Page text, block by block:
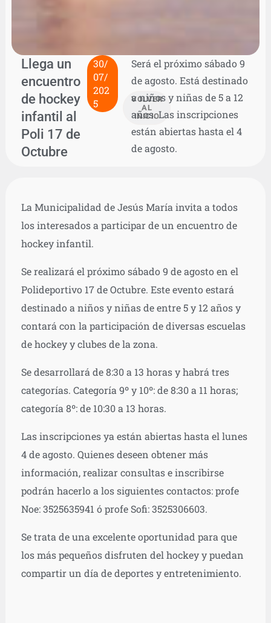
Llega un
encuentro
de hockey
infantil al
Poli 17 de
Octubre
30/
07/
202
5
VOLVER
AL
INICIO
Será el próximo sábado 9
de agosto. Está destinado
a niños y niñas de 5 a 12
años. Las inscripciones
están abiertas hasta el 4
de agosto.
La Municipalidad de Jesús María invita a todos
los interesados a participar de un encuentro de
hockey infantil.
Se realizará el próximo sábado 9 de agosto en el
Polideportivo 17 de Octubre. Este evento estará
destinado a niños y niñas de entre 5 y 12 años y
contará con la participación de diversas escuelas
de hockey y clubes de la zona.
Se desarrollará de 8:30 a 13 horas y habrá tres
categorías. Categoría 9º y 10º: de 8:30 a 11 horas;
categoría 8º: de 10:30 a 13 horas.
Las inscripciones ya están abiertas hasta el lunes
4 de agosto. Quienes deseen obtener más
información, realizar consultas e inscribirse
podrán hacerlo a los siguientes contactos: profe
Noe: 3525635941 ó profe Sofi: 3525306603.
Se trata de una excelente oportunidad para que
los más pequeños disfruten del hockey y puedan
compartir un día de deportes y entretenimiento.